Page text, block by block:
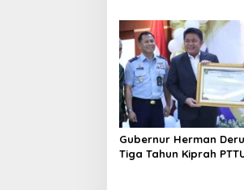
n
Kekuatan Ekonomi Baru
Gubernur Herman
Tiga Tahun Kiprah